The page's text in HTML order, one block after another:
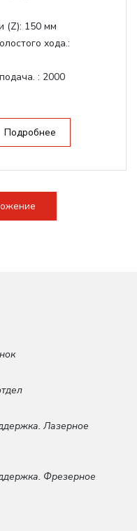
(Z): 150 мм
хода.:
: 2000
Подробнее
Лазерное
Фрезерное